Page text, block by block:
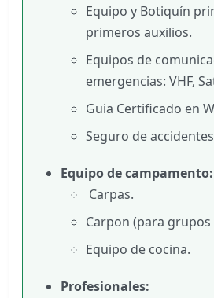
Equipo y Botiquín
primeros auxilios.
Equipos de
emergencias: VHF,
Guia Certificado en
Seguro de
Equipo de campamento:
Carpas.
Carpon (para grupos
Equipo de cocina.
Profesionales: